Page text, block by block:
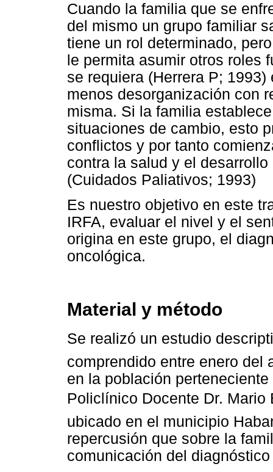
Cuando la familia que se
del mismo un grupo familiar
tiene un rol determinado,
le permita asumir otros roles
se requiera (Herrera P;
menos desorganización con
misma. Si la familia
situaciones de cambio, esto
conflictos y por tanto
contra la salud y el
(Cuidados Paliativos; 1993)
Es nuestro objetivo en este
IRFA, evaluar el nivel y el
origina en este grupo, el
oncológica.
Material y método
Se realizó un estudio
comprendido entre enero del
en la población
Policlínico Docente Dr.
ubicado en el municipio
repercusión que sobre la
comunicación del